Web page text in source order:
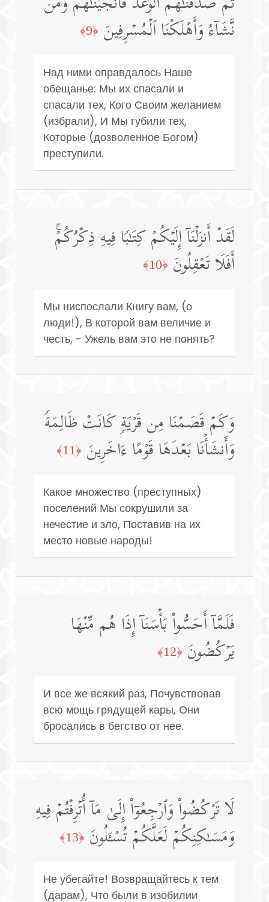
نَّشَاۤءُ وَأَهۡلَكۡنَا ٱلۡمُسۡرِفِینَ ﴿9﴾
Над ними оправдалось Наше
обещанье: Мы их спасали и
спасали тех, Кого Своим желанием
(избрали), И Мы губили тех,
Которые (дозволенное Богом)
преступили.
لَقَدۡ أَنزَلۡنَاۤ إِلَیۡكُمۡ كِتَـٰبࣰا فِیهِ ذِكۡرُكُمۡۚ
أَفَلَا تَعۡقِلُونَ ﴿10﴾
Мы ниспослали Книгу вам, (о
люди!), В которой вам величие и
честь, - Ужель вам это не понять?
وَكَمۡ قَصَمۡنَا مِن قَرۡیَةࣲ كَانَتۡ ظَالِمَةࣰ
وَأَنشَأۡنَا بَعۡدَهَا قَوۡمًا ءَاخَرِینَ ﴿11﴾
Какое множество (преступных)
поселений Мы сокрушили за
нечестие и зло, Поставив на их
место новые народы!
فَلَمَّاۤ أَحَسُّوا۟ بَأۡسَنَاۤ إِذَا هُم مِّنۡهَا
یَرۡكُضُونَ ﴿12﴾
И все же всякий раз, Почувствовав
всю мощь грядущей кары, Они
бросались в бегство от нее.
لَا تَرۡكُضُوا۟ وَٱرۡجِعُوۤا۟ إِلَىٰ مَاۤ أُتۡرِفۡتُمۡ فِیهِ
وَمَسَـٰكِنِكُمۡ لَعَلَّكُمۡ تُسۡـَٔلُونَ ﴿13﴾
Не убегайте! Возвращайтесь к тем
(дарам), Что были в изобилии